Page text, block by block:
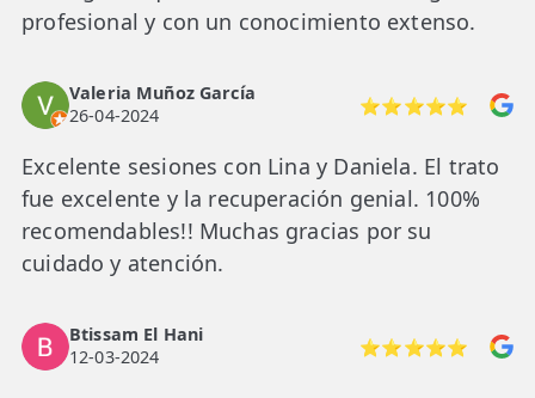
profesional y con un conocimiento extenso.
Valeria Muñoz García
26-04-2024
⭐⭐⭐⭐⭐
Excelente sesiones con Lina y Daniela. El trato
fue excelente y la recuperación genial. 100%
recomendables!! Muchas gracias por su
cuidado y atención.
Btissam El Hani
12-03-2024
⭐⭐⭐⭐⭐